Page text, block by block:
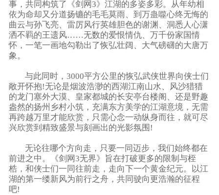
事，共同构筑了《剑网3》江湖的多姿多彩。从年幼相
依为命却又分道扬镳的毛毛莫雨、到万蛊噬心终无悔的
曲云与孙飞亮、雷厉风行英雄胆色的谢渊、洞悉人心潇
洒不羁的王遗风……无数的爱恨情仇、万千份家国情
怀，一笔一画地勾勒出了恢弘壮阔、大气磅礴的大唐万
象。
与此同时，3000平方公里的恢弘武侠世界向侠士们
敞开怀抱!无论是烟波浩渺的西湖江南山水、风沙猎猎
的龙门塞外大漠、皇家都城的长安亭台楼阁、还是野趣
盎然的扬州乡村小筑，充满东方美学的江湖意境，无需
再跨越万里才能欣赏，只需心念一动纵身而往，就可尽
兴欣赏到精致盛景与刻画出的光影氛围!
无论往哪个方向走，只要一同迈步，我们始终都在
前进之中。《剑网3无界》旨在打破更多的限制与桎
梏，和侠士们一同往前走，走向下一个黄金纪元。以江
湖的第一缕新风为前行之舟，共同驶向更浩瀚的征程
吧!